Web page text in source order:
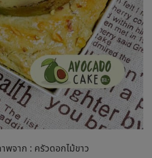
จาก : ครัวดอกไม้ขาว